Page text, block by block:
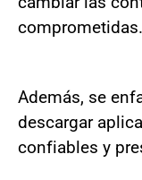
comprometidas.
Además, se
descargar
confiables y